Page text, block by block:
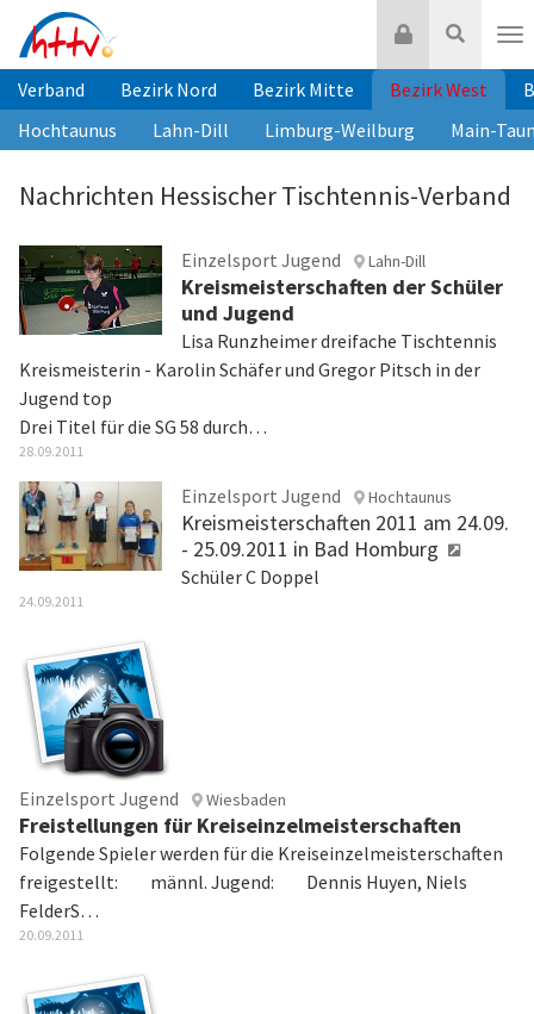
Inhalt
springen
Suche
Login
Verband Bezirk Nord Bezirk Mitte Bezirk West
Hochtaunus
Lahn-Dill Limburg-Weilburg Main-
Nachrichten Hessischer Tischtennis-Verband
Einzelsport Jugend Lahn-Dill
Kreismeisterschaften der Schüler
und Jugend
Lisa Runzheimer dreifache Tischtennis
Kreismeisterin - Karolin Schäfer und Gregor Pitsch in der
Jugend top
Drei Titel für die SG 58 durch…
28.09.2011
Einzelsport Jugend Hochtaunus
Kreismeisterschaften 2011 am 24.09.
- 25.09.2011 in Bad Homburg
Schüler C Doppel
24.09.2011
Einzelsport Jugend Wiesbaden
Freistellungen für Kreiseinzelmeisterschaften
Folgende Spieler werden für die Kreiseinzelmeisterschaften
freigestellt: männl. Jugend: Dennis Huyen, Niels
FelderS…
20.09.2011